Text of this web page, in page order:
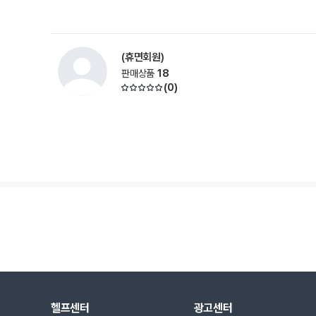
(휴면회원)
판매상품 18
(0)
헬프센터 광고센터